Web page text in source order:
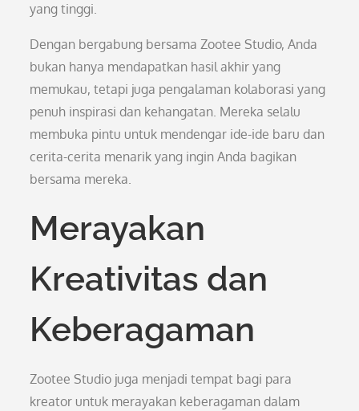
yang tinggi.
Dengan bergabung bersama Zootee Studio, Anda
bukan hanya mendapatkan hasil akhir yang
memukau, tetapi juga pengalaman kolaborasi yang
penuh inspirasi dan kehangatan. Mereka selalu
membuka pintu untuk mendengar ide-ide baru dan
cerita-cerita menarik yang ingin Anda bagikan
bersama mereka.
Merayakan
Kreativitas dan
Keberagaman
Zootee Studio juga menjadi tempat bagi para
kreator untuk merayakan keberagaman dalam